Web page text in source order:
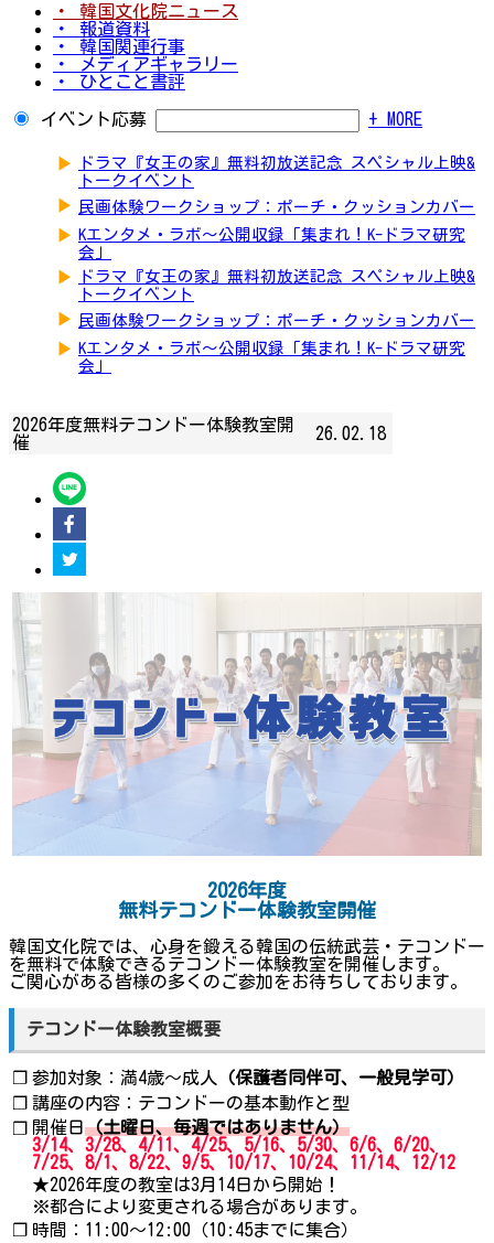
・ 韓国文化院ニュース
・ 報道資料
・ 韓国関連行事
・ メディアギャラリー
・ ひとこと書評
イベント応募 + MORE
▶
ドラマ『女王の家』無料初放送記念 スペシャル上映&
トークイベント
▶ 民画体験ワークショップ：ポーチ・クッションカバー
▶ Kエンタメ・ラボ～公開収録「集まれ！K-ドラマ研究
会」
▶
ドラマ『女王の家』無料初放送記念 スペシャル上映&
トークイベント
▶ 民画体験ワークショップ：ポーチ・クッションカバー
▶ Kエンタメ・ラボ～公開収録「集まれ！K-ドラマ研究
会」
2026年度無料テコンドー体験教室開
催
26.02.18
2026年度
無料テコンドー体験教室開催
韓国文化院では、心身を鍛える韓国の伝統武芸・テコンドー
を無料で体験できるテコンドー体験教室を開催します。
ご関心がある皆様の多くのご参加をお待ちしております。
テコンドー体験教室概要
❐ 参加対象：満4歳～成人
（保護者同伴可、一般見学可）
❐ 講座の内容：テコンドーの基本動作と型
❐ 開催日（土曜日、毎週ではありません）
3/14、3/28、4/11、4/25、5/16、5/30、6/6、6/20、
7/25、8/1、8/22、9/5、10/17、10/24、11/14、12/12
★2026年度の教室は3月14日から開始！
※都合により変更される場合があります。
❐ 時間：11:00～12:00（10:45までに集合）